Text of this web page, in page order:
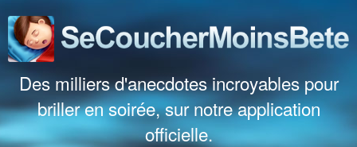
Des milliers d'anecdotes incroyables pour
briller en soirée, sur notre application
officielle.